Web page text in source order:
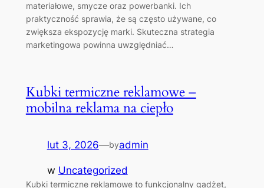
materiałowe, smycze oraz powerbanki. Ich
praktyczność sprawia, że są często używane, co
zwiększa ekspozycję marki. Skuteczna strategia
marketingowa powinna uwzględniać…
Kubki termiczne reklamowe –
mobilna reklama na ciepło
lut 3, 2026—byadmin
w Uncategorized
Kubki termiczne reklamowe to funkcjonalny gadżet,